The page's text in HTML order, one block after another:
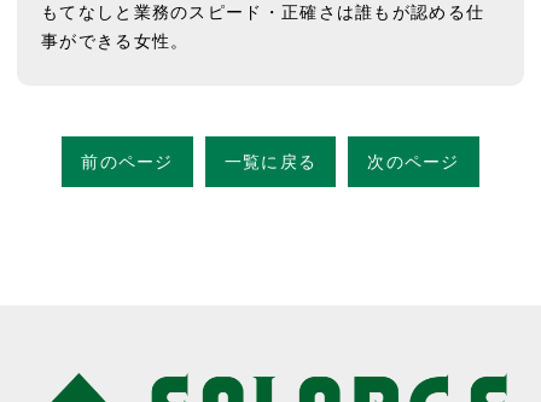
もてなしと業務のスピード・正確さは誰もが認める仕
事ができる女性。
前のページ 一覧に戻る 次のページ